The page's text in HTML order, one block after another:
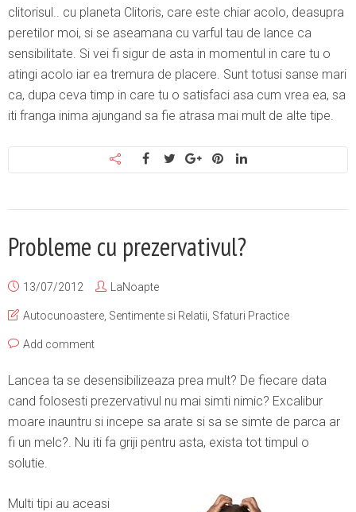
clitorisul.. cu planeta Clitoris, care este chiar acolo, deasupra
peretilor moi, si se aseamana cu varful tau de lance ca
sensibilitate. Si vei fi sigur de asta in momentul in care tu o
atingi acolo iar ea tremura de placere. Sunt totusi sanse mari
ca, dupa ceva timp in care tu o satisfaci asa cum vrea ea, sa
iti franga inima ajungand sa fie atrasa mai mult de alte tipe.
Probleme cu prezervativul?
13/07/2012 LaNoapte
Autocunoastere Sentimente si Relatii Sfaturi Practice
Add comment
Lancea ta se desensibilizeaza prea mult? De fiecare data
cand folosesti prezervativul nu mai simti nimic? Excalibur
moare inauntru si incepe sa arate si sa se simte de parca ar
fi un melc?. Nu iti fa griji pentru asta, exista tot timpul o
solutie.
Multi tipi au aceasi